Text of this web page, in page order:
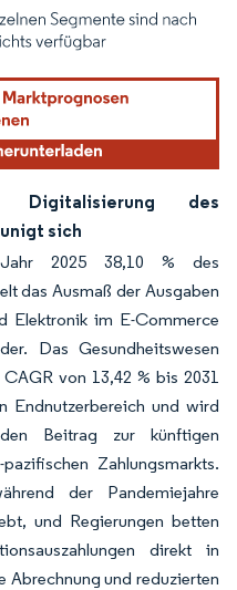
erfordert Namensnennung
Digitalisierung des
sich
2025 38,10 % des
das Ausmaß der Ausgaben
Elektronik im E-Commerce
Das Gesundheitswesen
von 13,42 % bis 2031
Endnutzerbereich und wird
Beitrag zur künftigen
Zahlungsmarkts.
der Pandemiejahre
und Regierungen betten
direkt in
Abrechnung und reduzierten